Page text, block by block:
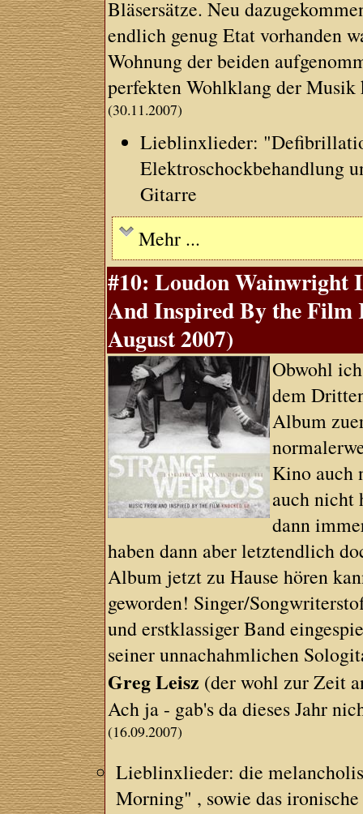
Bläsersätze. Neu
endlich genug Etat vorhanden
Wohnung der beiden
perfekten Wohlklang der Musik
(30.11.2007)
Lieblinxlieder:
Elektroschockbehandlung
Gitarre
Mehr ...
#10: Loudon Wainwright
And Inspired By the Film
August 2007)
Obwohl
dem
Album
Kino auch
auch nicht
dann
haben dann aber letztendlich
Album jetzt zu Hause hören
geworden! Singer/
und erstklassiger Band
seiner unnachahmlichen
Greg Leisz (der wohl zur Zeit
Ach ja - gab's da dieses Jahr
(16.09.2007)
Lieblinxlieder: die
Morning" , sowie das